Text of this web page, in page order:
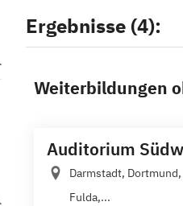
Ergebnisse (4):
Weiterbildungen
Auditorium
Darmstadt,
Fulda,...